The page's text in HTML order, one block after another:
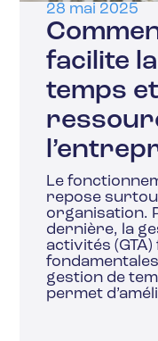
28 mai 2025
facilite
temps
Le
repose
organisation.
dernière, la
activités
gestion de
permet